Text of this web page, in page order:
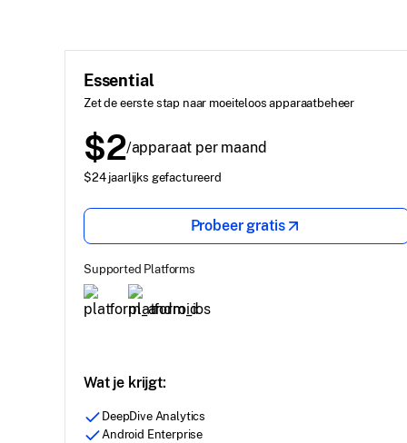
Essential
Zet de eerste stap naar moeiteloos apparaatbeheer
$2/apparaat per maand
$24 jaarlijks gefactureerd
Probeer gratis
Supported Platforms
Wat je krijgt:
DeepDive Analytics
Android Enterprise